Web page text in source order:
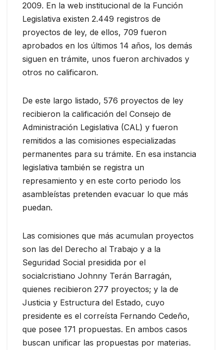
2009. En la web institucional de la Función
Legislativa existen 2.449 registros de
proyectos de ley, de ellos, 709 fueron
aprobados en los últimos 14 años, los demás
siguen en trámite, unos fueron archivados y
otros no calificaron.
De este largo listado, 576 proyectos de ley
recibieron la calificación del Consejo de
Administración Legislativa (CAL) y fueron
remitidos a las comisiones especializadas
permanentes para su trámite. En esa instancia
legislativa también se registra un
represamiento y en este corto periodo los
asambleístas pretenden evacuar lo que más
puedan.
Las comisiones que más acumulan proyectos
son las del Derecho al Trabajo y a la
Seguridad Social presidida por el
socialcristiano Johnny Terán Barragán,
quienes recibieron 277 proyectos; y la de
Justicia y Estructura del Estado, cuyo
presidente es el correísta Fernando Cedeño,
que posee 171 propuestas. En ambos casos
buscan unificar las propuestas por materias.